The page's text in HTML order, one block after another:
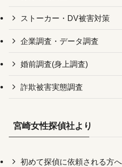
ストーカー・DV被害対策
企業調査・データ調査
婚前調査(身上調査)
詐欺被害実態調査
宮崎女性探偵社より
初めて探偵に依頼される方へ